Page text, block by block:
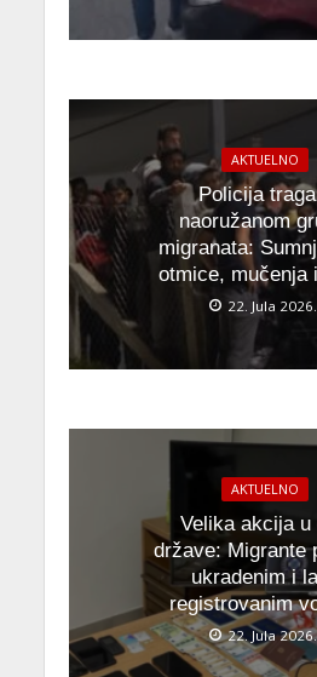
AKTUELNO
Policija
naoružanom
migranata:
otmice, mučenja
22. Jula 2026.
AKTUELNO
Velika akcija u
države: Migrante
ukradenim i
registrovanim
22. Jula 2026.